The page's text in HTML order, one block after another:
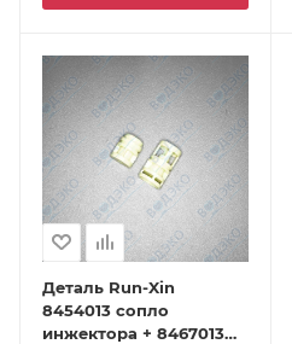
Деталь Run-Xin
8454013 сопло
инжектора + 8467013